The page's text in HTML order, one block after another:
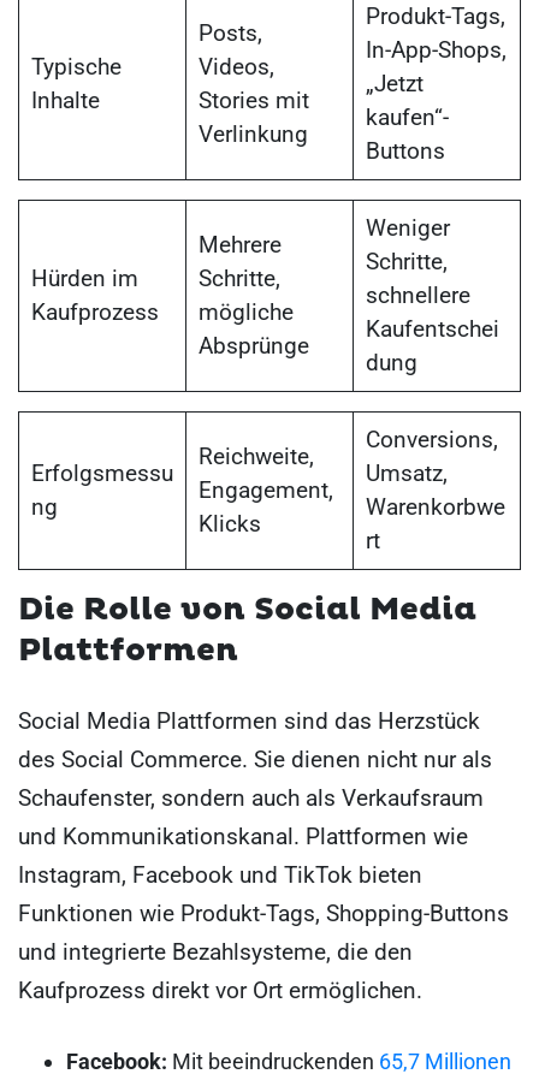
Typische
Inhalte
Posts,
Videos,
Stories mit
Verlinkung
Produkt-Tags,
In-App-Shops,
„Jetzt
kaufen“-
Buttons
Hürden im
Kaufprozess
Mehrere
Schritte,
mögliche
Absprünge
Weniger
Schritte,
schnellere
Kaufentschei
dung
Erfolgsmessu
ng
Reichweite,
Engagement,
Klicks
Conversions,
Umsatz,
Warenkorbwe
rt
Die Rolle von Social Media
Plattformen
Social Media Plattformen sind das Herzstück
des Social Commerce. Sie dienen nicht nur als
Schaufenster, sondern auch als Verkaufsraum
und Kommunikationskanal. Plattformen wie
Instagram, Facebook und TikTok bieten
Funktionen wie Produkt-Tags, Shopping-Buttons
und integrierte Bezahlsysteme, die den
Kaufprozess direkt vor Ort ermöglichen.
Facebook: Mit beeindruckenden 65,7 Millionen